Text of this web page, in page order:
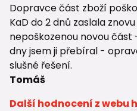
Dopravce část zboží
KaD do 2 dnů zaslala znovu
nepoškozenou novou část
dny jsem ji přebíral -
slušné řešení.
Tomáš
Další hodnocení z webu